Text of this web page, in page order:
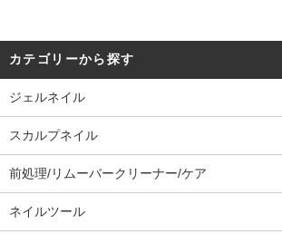
カテゴリーから探す
ジェルネイル
スカルプネイル
前処理/リムーバークリーナー/ケア
ネイルツール